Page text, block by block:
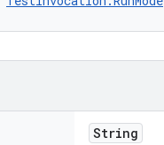
String